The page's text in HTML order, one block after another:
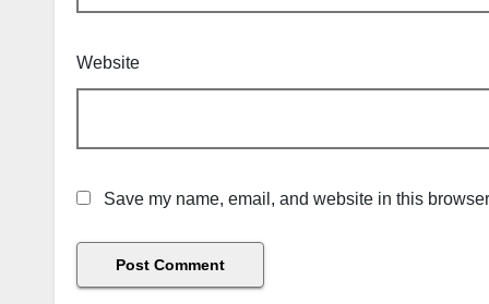
Website
Save my name, email, and website in this